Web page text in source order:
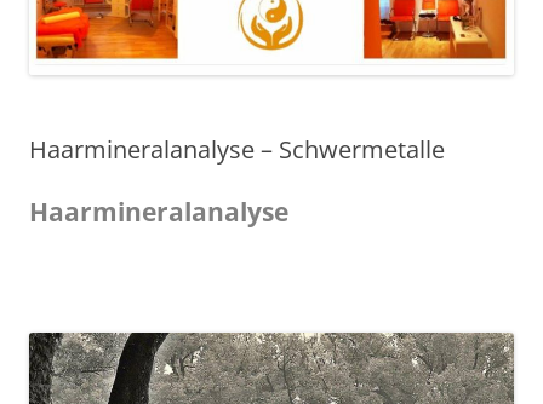
Haarmineralanalyse – Schwermetalle
Haarmineralanalyse